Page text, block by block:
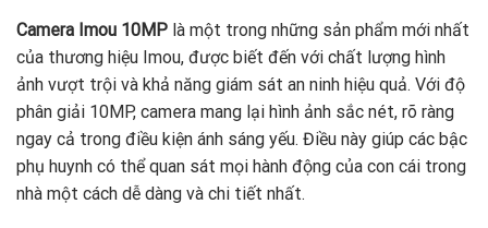
Camera Imou 10MP là một trong những sản phẩm mới nhất
của thương hiệu Imou, được biết đến với chất lượng hình
ảnh vượt trội và khả năng giám sát an ninh hiệu quả. Với độ
phân giải 10MP, camera mang lại hình ảnh sắc nét, rõ ràng
ngay cả trong điều kiện ánh sáng yếu. Điều này giúp các bậc
phụ huynh có thể quan sát mọi hành động của con cái trong
nhà một cách dễ dàng và chi tiết nhất.